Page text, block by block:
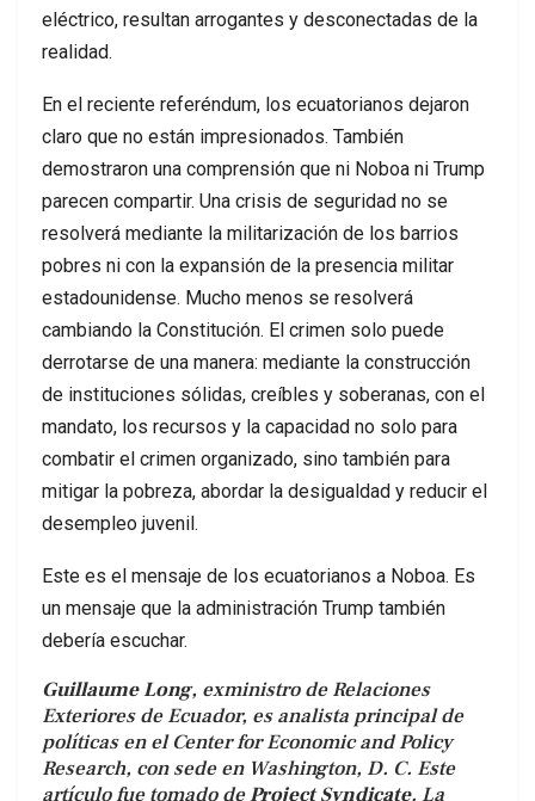
eléctrico, resultan arrogantes y desconectadas de la
realidad.
En el reciente referéndum, los ecuatorianos dejaron
claro que no están impresionados. También
demostraron una comprensión que ni Noboa ni Trump
parecen compartir. Una crisis de seguridad no se
resolverá mediante la militarización de los barrios
pobres ni con la expansión de la presencia militar
estadounidense. Mucho menos se resolverá
cambiando la Constitución. El crimen solo puede
derrotarse de una manera: mediante la construcción
de instituciones sólidas, creíbles y soberanas, con el
mandato, los recursos y la capacidad no solo para
combatir el crimen organizado, sino también para
mitigar la pobreza, abordar la desigualdad y reducir el
desempleo juvenil.
Este es el mensaje de los ecuatorianos a Noboa. Es
un mensaje que la administración Trump también
debería escuchar.
Guillaume Long, exministro de Relaciones
Exteriores de Ecuador, es analista principal de
políticas en el Center for Economic and Policy
Research, con sede en Washington, D. C. Este
artículo fue tomado deProject Syndicate. La